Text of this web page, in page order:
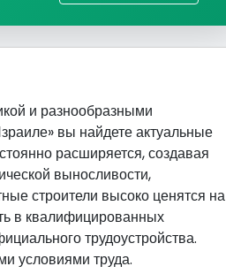
и разнообразными
вы найдете актуальные
расширяется, создавая
выносливости,
строители высоко ценятся на
в квалифицированных
трудоустройства.
условиями труда.